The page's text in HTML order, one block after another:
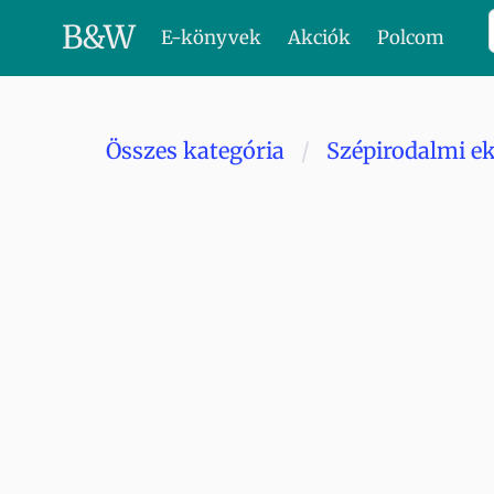
B&W E-könyvek Akciók Polcom
Összes kategória Szépirodalmi